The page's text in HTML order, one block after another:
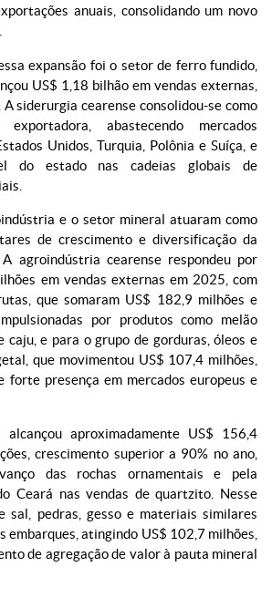
anuais, consolidando um novo
expansão foi o setor de ferro fundido,
US$ 1,18 bilhão em vendas externas,
siderurgia cearense consolidou-se como
abastecendo mercados
Unidos, Turquia, Polônia e Suíça, e
do estado nas cadeias globais de
e o setor mineral atuaram como
de crescimento e diversificação da
agroindústria cearense respondeu por
em vendas externas em 2025, com
que somaram US$ 182,9 milhões e
por produtos como melão
caju, e para o grupo de gorduras, óleos e
que movimentou US$ 107,4 milhões,
forte presença em mercados europeus e
aproximadamente US$ 156,4
crescimento superior a 90% no ano,
das rochas ornamentais e pela
Ceará nas vendas de quartzito. Nesse
sal, pedras, gesso e materiais similares
embarques, atingindo US$ 102,7 milhões,
de agregação de valor à pauta mineral